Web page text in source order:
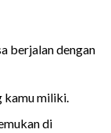
berjalan dengan
kamu miliki.
di